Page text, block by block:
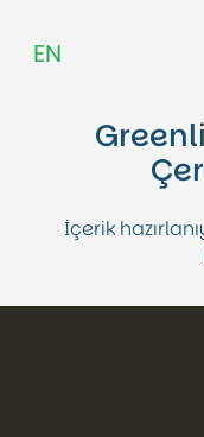
EN
Kariyer
İçerik